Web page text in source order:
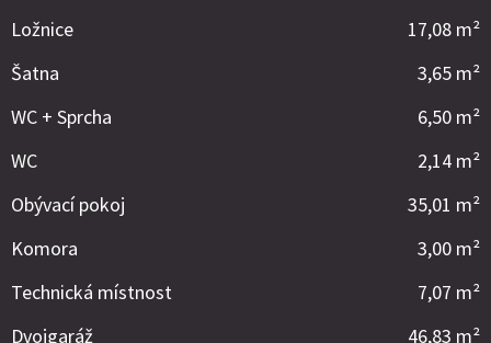
Ložnice
17,08 m²
Šatna
3,65 m²
WC + Sprcha
6,50 m²
WC
2,14 m²
Obývací pokoj
35,01 m²
Komora
3,00 m²
Technická místnost
7,07 m²
Dvojgaráž
46,83 m²